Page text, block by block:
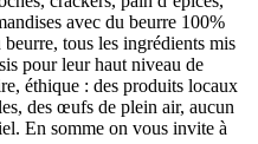
avec du beurre 100%
tous les ingrédients mis
pour leur haut niveau de
éthique : des produits locaux
des œufs de plein air, aucun
En somme on vous invite à